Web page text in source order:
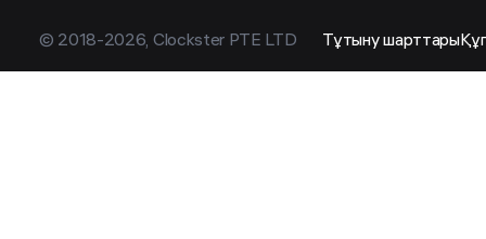
© 2018-2026, Clockster PTE LTD Тұтыну шарттары